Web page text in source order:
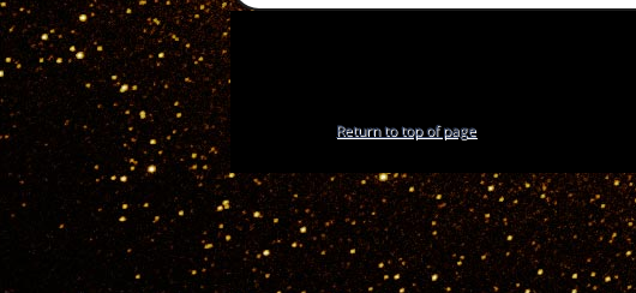
Return to top of page